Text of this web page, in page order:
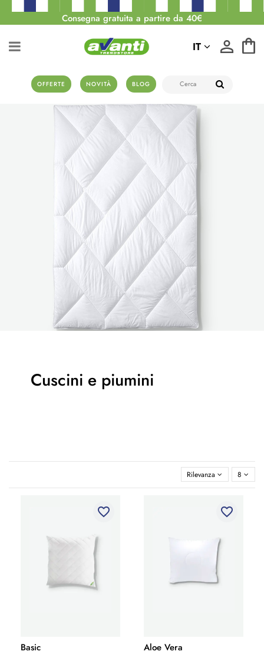
Consegna gratuita a partire da 40€
OFFERTE NOVITÀ BLOG
IT
Cuscini e piumini
Rilevanza 8
favorite_border
Basic
favorite_border
Aloe Vera